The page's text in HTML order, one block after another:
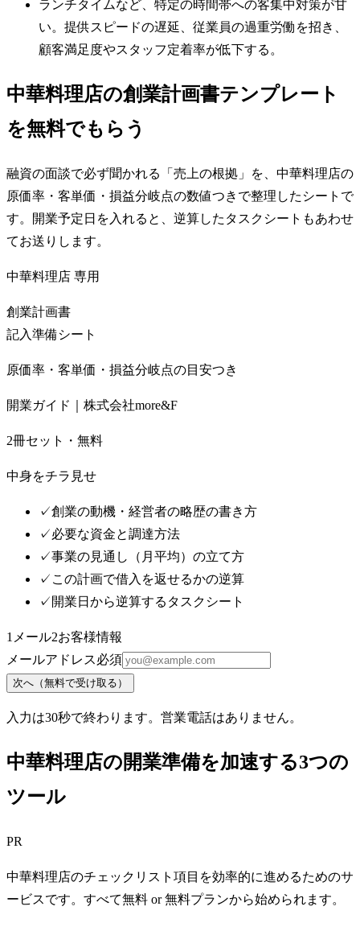
ランチタイムなど、特定の時間帯への客集中対策が甘
い。提供スピードの遅延、従業員の過重労働を招き、
顧客満足度やスタッフ定着率が低下する。
中華料理店の創業計画書テンプレート
を無料でもらう
融資の面談で必ず聞かれる「売上の根拠」を、中華料理店の
原価率・客単価・損益分岐点の数値つきで整理したシートで
す。開業予定日を入れると、逆算したタスクシートもあわせ
てお送りします。
中華料理店 専用
創業計画書
記入準備シート
原価率・客単価・損益分岐点の目安つき
開業ガイド｜株式会社more&F
2冊セット・無料
中身をチラ見せ
✓創業の動機・経営者の略歴の書き方
✓必要な資金と調達方法
✓事業の見通し（月平均）の立て方
✓ この計画で借入を返せるかの逆算
✓ 開業日から逆算するタスクシート
1 メール2お客様情報
メールアドレス必須
次へ（無料で受け取る）
入力は30秒で終わります。営業電話はありません。
中華料理店の開業準備を加速する3つの
ツール
PR
中華料理店のチェックリスト項目を効率的に進めるためのサ
ービスです。すべて無料 or 無料プランから始められます。